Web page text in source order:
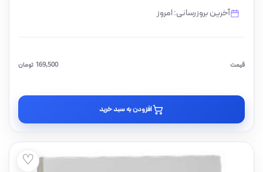
آخرین بروزرسانی: امروز
قیمت تومان 169,500
افزودن به سبد خرید
♡